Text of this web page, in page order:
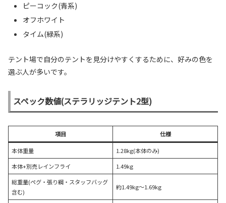
ピーコック(青系)
オフホワイト
タイム(緑系)
テント場で自分のテントを見分けやすくするために、好みの色を
選ぶ人が多いです。
スペック数値(ステラリッジテント2型)
項目 仕様
本体重量
1.28kg(本体のみ)
本体+別売レインフライ
1.49kg
総重量(ペグ・張り綱・スタッフバッグ
含む)
約1.49kg〜1.69kg